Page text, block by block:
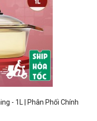
- 1L | Phân Phối Chính